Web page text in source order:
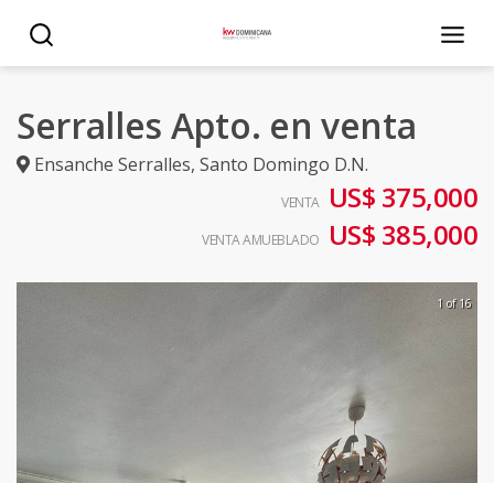
Serralles Apto. en venta
Ensanche Serralles, Santo Domingo D.N.
VENTA US$ 375,000
VENTA AMUEBLADO US$ 385,000
1 of 16